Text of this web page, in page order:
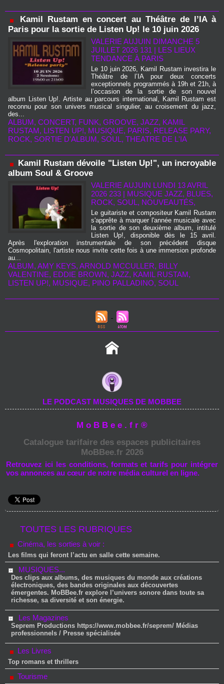
Kamil Rustam en concert au Théâtre de l’IA à
Paris pour la sortie de Listen Up! le 10 juin 2026
VALERIE AUJUIN DIMANCHE 5
JUILLET 2026 131 | LES LIEUX
TENDANCE À PARIS
Le 10 juin 2026, Kamil Rustam investira le
Théâtre de l’IA pour deux concerts
exceptionnels programmés à 19h et 21h, à
l’occasion de la sortie de son nouvel
album Listen Up!. Artiste au parcours international, Kamil Rustam est
reconnu pour son univers musical singulier, au croisement du jazz,
des...
ALBUM, CONCERT, FUNK, GROOVE, JAZZ, KAMIL
RUSTAM, LISTEN UP!, MUSIQUE, PARIS, RELEASE PARY,
ROCK, SORTIE D'ALBUM, SOUL, THEATRE DE L'IA
Kamil Rustam dévoile "Listen Up!", un incroyable
album Soul & Groove
VALERIE AUJUIN LUNDI 13 AVRIL
2026 233 | MUSIQUE JAZZ, BLUES,
ROCK, SOUL, NOUVEAUTÉS,
Le guitariste et compositeur Kamil Rustam
s'apprête à marquer l'année musicale avec
la sortie de son deuxième album, intitulé
Listen Up!, disponible dès le 15 avril.
Après l'exploration instrumentale de son précédent disque
Cosmopolitain, l'artiste nous invite cette fois à une immersion profonde
au...
ALBUM, AMY KEYS, ARNOLD MCCULLER, BILLY
VALENTINE, EDDIE BROWN, JAZZ, KAMIL RUSTAM,
LISTEN UP!, MUSIQUE, PINO PALLADINO, SOUL
LE PODCAST MUSIQUES DE MOBBEE
M o B B e e . f r ®
Catalogue tarifaire des espaces publicitaires
MoBBee.fr 2026
Retrouvez ici les conditions, formats et tarifs pour intégrer
vos annonces au cœur de notre média culturel en ligne.
TOUTES LES RUBRIQUES
Cinéma, les sorties à voir :
Les films qui feront l’actu en salle cette semaine.
MUSIQUES...
Des clips aux albums, des musiques du monde aux créations
électroniques, des bandes originales aux découvertes
émergentes. MoBBee.fr explore l’univers sonore dans toute sa
richesse, sa diversité et son énergie.
Les Magazines
Seprem Productions https://www.mobbee.fr/seprem/ Médias
professionnels / Presse spécialisée
Les Livres
Top romans et thrillers
Tourisme